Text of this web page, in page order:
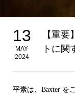
13
MAY
2024
【重
トに関
平素は、Baxter を